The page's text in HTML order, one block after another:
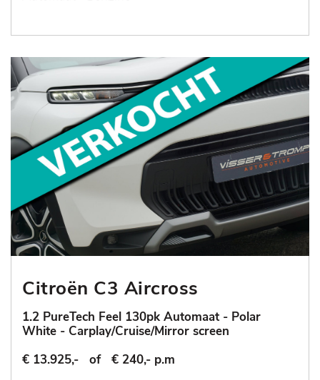
Citroën C3 Aircross
1.2 PureTech Feel 130pk Automaat - Polar
White - Carplay/Cruise/Mirror screen
€ 13.925,-
of € 240,- p.m